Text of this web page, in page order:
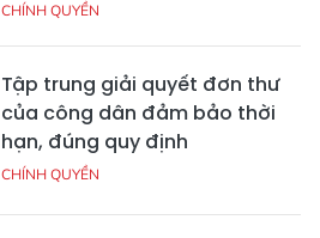
CHÍNH QUYỀN
Tập trung giải quyết đơn thư
của công dân đảm bảo thời
hạn, đúng quy định
CHÍNH QUYỀN